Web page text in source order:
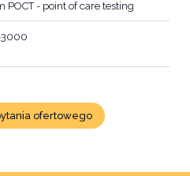
POCT - point of care testing
3000
ofertowego